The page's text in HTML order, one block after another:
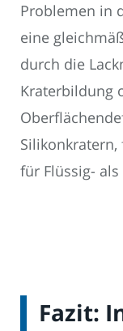
Problemen in
eine
durch die
Kraterbildung
für Flüssig-
Fazit: